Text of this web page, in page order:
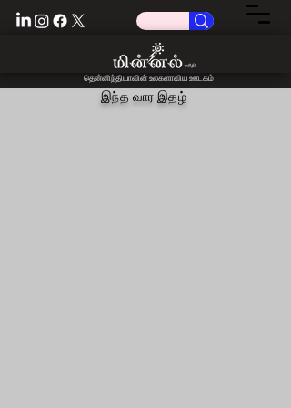
​தென்னிந்தியாவின் உலகளாவிய ஊடகம்
இந்த வார இதழ்